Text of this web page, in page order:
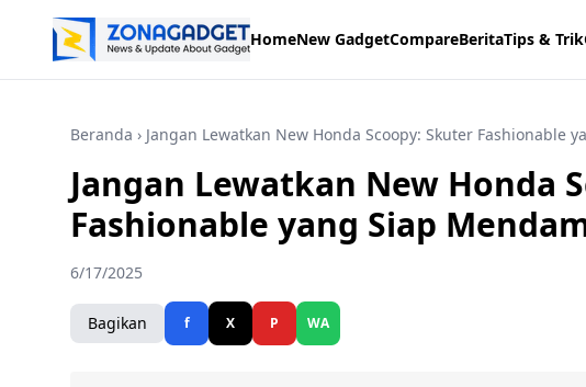
HomeNew GadgetCompareBeritaTips & Trik
Beranda › Jangan Lewatkan New Honda Scoopy: Skuter Fashionable
Jangan Lewatkan New Honda
Fashionable yang Siap
6/17/2025
Bagikan f X P WA